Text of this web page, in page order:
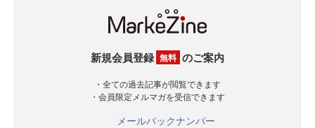
新規会員登録 無料 のご案内
・全ての過去記事が閲覧できます
・会員限定メルマガを受信できます
メールバックナンバー